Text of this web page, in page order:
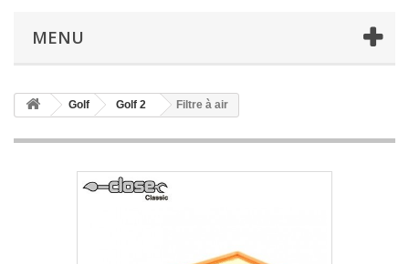
MENU
Golf Golf 2 Filtre à air